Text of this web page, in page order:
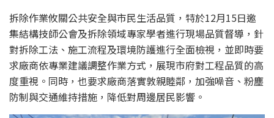
拆除作業攸關公共安全與市民生活品質，特於12月15日邀
集結構技師公會及拆除領域專家學者進行現場品質督導，針
對拆除工法、施工流程及環境防護進行全面檢視，並即時要
求廠商依專業建議調整作業方式，展現市府對工程品質的高
度重視。同時，也要求廠商落實敦親睦鄰，加強噪音、粉塵
防制與交通維持措施，降低對周邊居民影響。